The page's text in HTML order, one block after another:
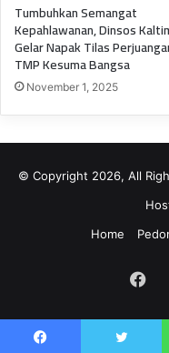
Tumbuhkan Semangat
Kepahlawanan, Dinsos
Gelar Napak Tilas
TMP Kesuma Bangsa
November 1, 2025
© Copyright 2026, All
Home